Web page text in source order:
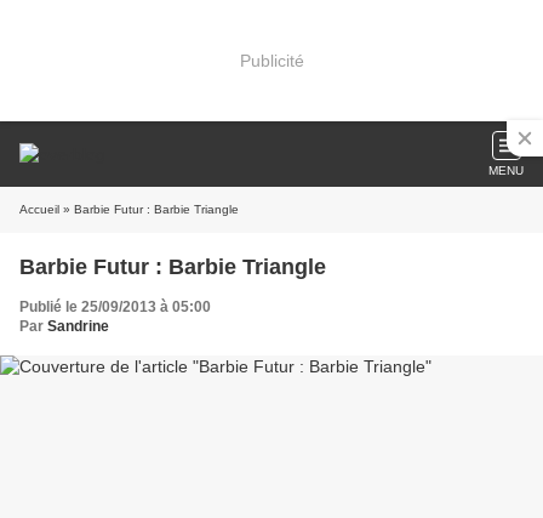
Publicité
MENU
Accueil » Barbie Futur : Barbie Triangle
Barbie Futur : Barbie Triangle
Publié le 25/09/2013 à 05:00
Par Sandrine